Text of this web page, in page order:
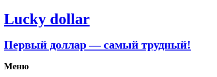
Lucky dollar
Первый доллар — самый трудный!
Меню